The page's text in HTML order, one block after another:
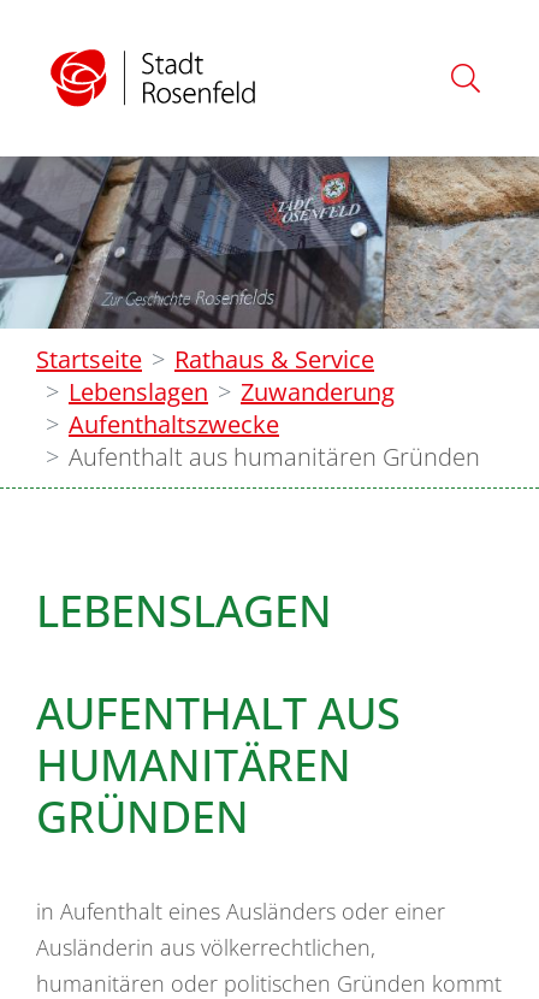
Startseite
Rathaus & Service
Lebenslagen
Zuwanderung
Aufenthaltszwecke
Aufenthalt aus humanitären Gründen
LEBENSLAGEN
AUFENTHALT AUS
HUMANITÄREN
GRÜNDEN
in Aufenthalt eines Ausländers oder einer
Ausländerin aus völkerrechtlichen,
humanitären oder politischen Gründen kommt